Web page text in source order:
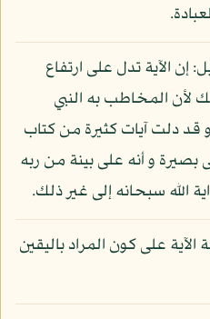
إن الآية تدل على ارتفاع
لأن المخاطب به النبي
و قد دلت آيات كثيرة من كتاب
بصيرة و أنه على بينة من ربه
الله سبحانه إلى غير ذلك.
على كون المراد باليقين